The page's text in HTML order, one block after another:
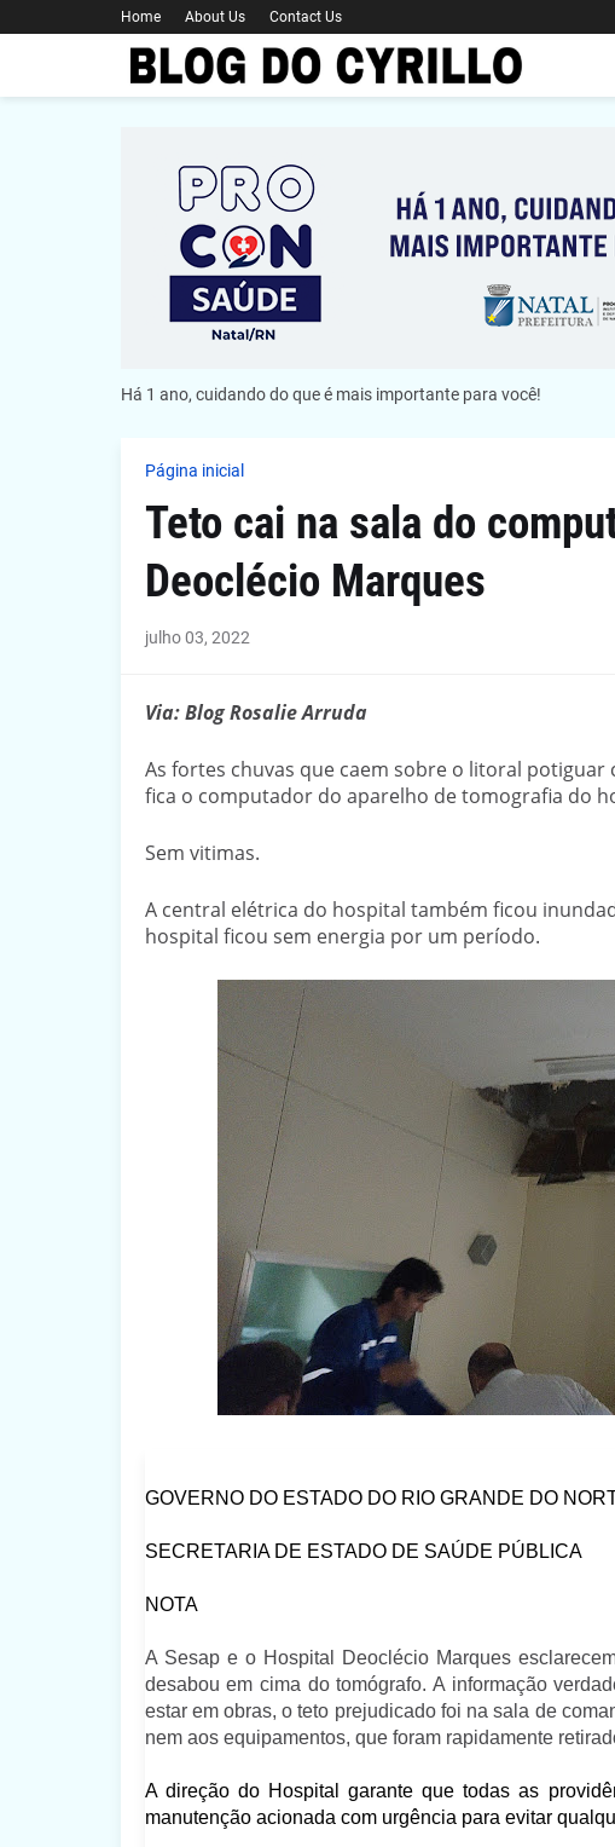
Home About Us Contact Us
Há 1 ano, cuidando do que é mais importante para você!
Página inicial
Teto cai na sala do
Deoclécio Marques
julho 03, 2022
Via: Blog Rosalie Arruda
As fortes chuvas que caem sobre o litoral
fica o computador do aparelho de tomografia do
Sem vitimas.
A central elétrica do hospital também ficou
hospital ficou sem energia por um período.
GOVERNO DO ESTADO DO RIO GRANDE DO
SECRETARIA DE ESTADO DE SAÚDE PÚBLICA
NOTA
A Sesap e o Hospital Deoclécio Marques
desabou em cima do tomógrafo. A informação
estar em obras, o teto prejudicado foi na sala de
nem aos equipamentos, que foram rapidamente
A direção do Hospital garante que todas as
manutenção acionada com urgência para evitar